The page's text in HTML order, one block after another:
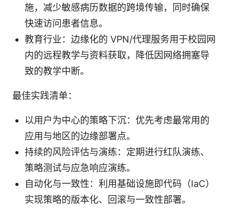
施，减少敏感病历数据的跨境传输，同时确保
快速访问患者信息。
教育行业：边缘化的 VPN/代理服务用于校园网
内的远程教学与资料获取，降低因网络拥塞导
致的教学中断。
最佳实践清单：
以用户为中心的策略下沉：优先考虑最常用的
应用与地区的边缘部署点。
持续的风险评估与演练：定期进行红队演练、
策略测试与应急响应演练。
自动化与一致性：利用基础设施即代码（IaC）
实现策略的版本化、回滚与一致性部署。